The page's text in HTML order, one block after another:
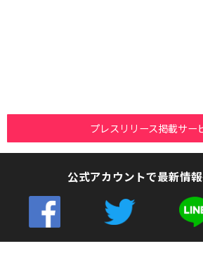
プレスリリース掲載サー
公式アカウントで最新情報